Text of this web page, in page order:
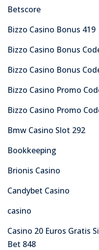
Betscore
Bizzo Casino Bonus 419
Bizzo Casino Bonus
Bizzo Casino Bonus
Bizzo Casino Promo
Bizzo Casino Promo
Bmw Casino Slot 292
Bookkeeping
Brionis Casino
Candybet Casino
casino
Casino 20 Euros Gratis
Bet 848